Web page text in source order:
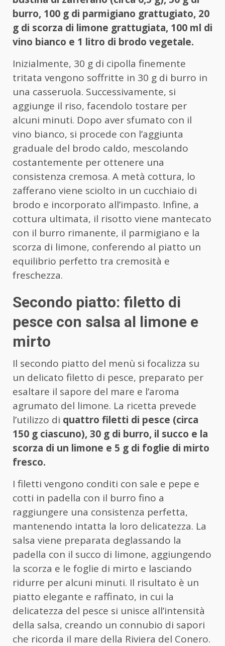
burro, 100 g di parmigiano grattugiato, 20
g di scorza di limone grattugiata, 100 ml di
vino bianco e 1 litro di brodo vegetale.
Inizialmente, 30 g di cipolla finemente
tritata vengono soffritte in 30 g di burro in
una casseruola. Successivamente, si
aggiunge il riso, facendolo tostare per
alcuni minuti. Dopo aver sfumato con il
vino bianco, si procede con l’aggiunta
graduale del brodo caldo, mescolando
costantemente per ottenere una
consistenza cremosa. A metà cottura, lo
zafferano viene sciolto in un cucchiaio di
brodo e incorporato all’impasto. Infine, a
cottura ultimata, il risotto viene mantecatо
con il burro rimanente, il parmigiano e la
scorza di limone, conferendo al piatto un
equilibrio perfetto tra cremosità e
freschezza.
Secondo piatto: filetto di
pesce con salsa al limone e
mirto
Il secondo piatto del menù si focalizza su
un delicato filetto di pesce, preparato per
esaltare il sapore del mare e l’aroma
agrumato del limone. La ricetta prevede
l’utilizzo di quattro filetti di pesce (circa
150 g ciascuno), 30 g di burro, il succo e la
scorza di un limone e 5 g di foglie di mirto
fresco.
I filetti vengono conditi con sale e pepe e
cotti in padella con il burro fino a
raggiungere una consistenza perfetta,
mantenendo intatta la loro delicatezza. La
salsa viene preparata deglassando la
padella con il succo di limone, aggiungendo
la scorza e le foglie di mirto e lasciando
ridurre per alcuni minuti. Il risultato è un
piatto elegante e raffinato, in cui la
delicatezza del pesce si unisce all’intensità
della salsa, creando un connubio di sapori
che ricorda il mare della Riviera del Conero.